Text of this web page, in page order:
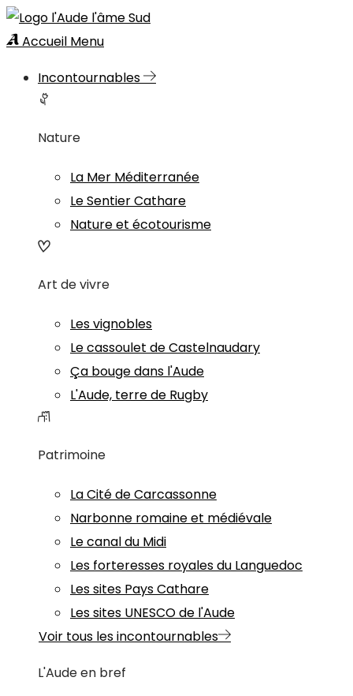
Accueil Menu
Incontournables
Nature
La Mer Méditerranée
Le Sentier Cathare
Nature et écotourisme
Art de vivre
Les vignobles
Le cassoulet de Castelnaudary
Ça bouge dans l'Aude
L'Aude, terre de Rugby
Patrimoine
La Cité de Carcassonne
Narbonne romaine et médiévale
Le canal du Midi
Les forteresses royales du Languedoc
Les sites Pays Cathare
Les sites UNESCO de l'Aude
Voir tous les incontournables
L'Aude en bref